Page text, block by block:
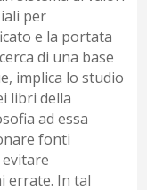
per
e la portata
di una base
implica lo studio
libri della
ad essa
fonti
errate. In tal